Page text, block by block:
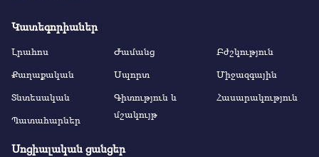
Կատեգորիաներ
Լրահոս
Քաղաքական
Տնտեսական
Պատահարներ
Ժամանց
Սպորտ
Գիտություն և
մշակույթ
Բժշկություն
Միջազգային
Հասարակություն
Սոցիալական ցանցեր